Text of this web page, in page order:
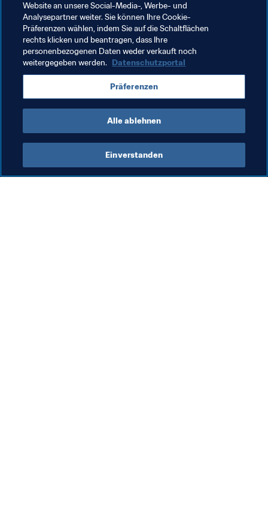
Vom 18. April bis zum 6. Mai haben Sie das Wort.
Stimmen Sie ab!
Verwandte Themen
FIFA Frauen-Weltmeisterschaft Frankreich 2019
Website an unsere Social-Media-, Werbe- und
Analysepartner weiter. Sie können Ihre Cookie-
Präferenzen wählen, indem Sie auf die Schaltflächen
rechts klicken und beantragen, dass Ihre
personenbezogenen Daten weder verkauft noch
weitergegeben werden. Datenschutzportal
Präferenzen
Alle ablehnen
Einverstanden